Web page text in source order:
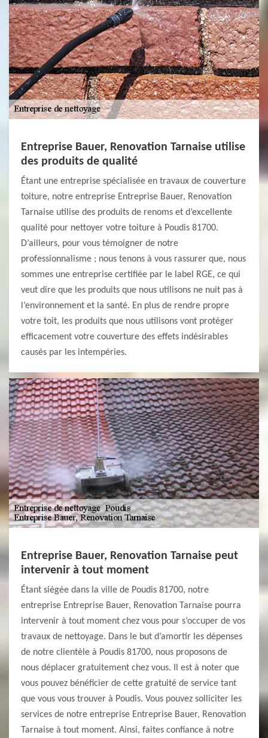
Entreprise Bauer, Renovation Tarnaise utilise
des produits de qualité
Étant une entreprise spécialisée en travaux de couverture
toiture, notre entreprise Entreprise Bauer, Renovation
Tarnaise utilise des produits de renoms et d’excellente
qualité pour nettoyer votre toiture à Poudis 81700.
D’ailleurs, pour vous témoigner de notre
professionnalisme ; nous tenons à vous rassurer que, nous
sommes une entreprise certifiée par le label RGE, ce qui
veut dire que les produits que nous utilisons ne nuit pas à
l’environnement et la santé. En plus de rendre propre
votre toit, les produits que nous utilisons vont protéger
efficacement votre couverture des effets indésirables
causés par les intempéries.
Entreprise Bauer, Renovation Tarnaise peut
intervenir à tout moment
Étant siégée dans la ville de Poudis 81700, notre
entreprise Entreprise Bauer, Renovation Tarnaise pourra
intervenir à tout moment chez vous pour s’occuper de vos
travaux de nettoyage. Dans le but d’amortir les dépenses
de notre clientèle à Poudis 81700, nous proposons de
nous déplacer gratuitement chez vous. Il est à noter que
vous pouvez bénéficier de cette gratuité de service tant
que vous vous trouver à Poudis. Vous pouvez solliciter les
services de notre entreprise Entreprise Bauer, Renovation
Tarnaise à tout moment. Ainsi, faites confiance à notre